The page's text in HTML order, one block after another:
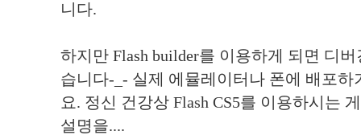
니다.
하지만 Flash builder를 이용하게 되면 디
습니다-_- 실제 에뮬레이터나 폰에 배포
요. 정신 건강상 Flash CS5를 이용하시는
설명을....